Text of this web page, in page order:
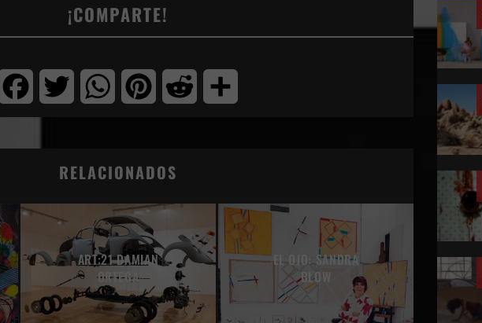
¡COMPARTE!
FacebookTwitter WhatsAppPinterest Reddit
RELACIONADOS
ART:21 DAMIAN
ORTEGA
EL OJO: SANDRA
BLOW